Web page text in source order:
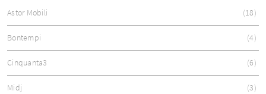
Astor Mobili 18
Bontempi 4
Cinquanta3 6
Midj 3